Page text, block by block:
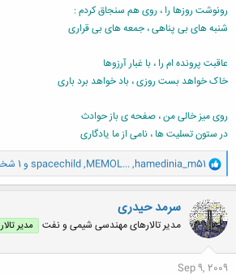
رونوشت روزها را ، روی هم سنجاق کردم :
شنبه های بی پناهی ، جمعه های بی قراری
عاقبت پرونده ام را ، با غبار آرزوها
خاک خواهد بست روزی ، باد خواهد برد باری
روی میز خالی من ، صفحه ی باز حوادث
در ستون تسلیت ها ، نامی از ما یادگاری
و
ا
ک
ن
ش
ه
ا
hamedinia_m51
,
MEMOL...
,
spacechild و 1 شخص دیگر
سرمد حیدری
مدیر تالارهای مهندسی شیمی و نفت مدیر تالار
Sep 9, 2009